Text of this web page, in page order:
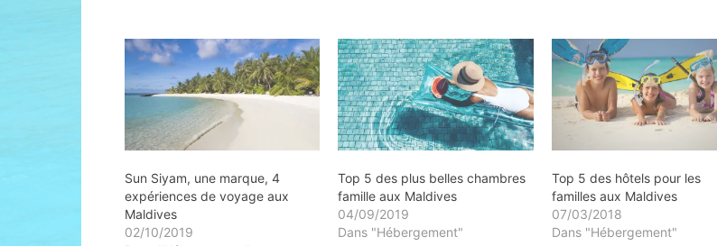
Sun Siyam, une marque, 4
expériences de voyage aux
Maldives
02/10/2019
Top 5 des plus belles chambres
famille aux Maldives
04/09/2019
Dans "Hébergement"
Top 5 des hôtels pour les
familles aux Maldives
07/03/2018
Dans "Hébergement"